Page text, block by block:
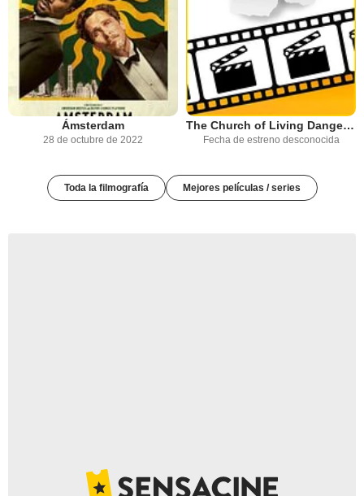
Ámsterdam
28 de octubre de 2022
The Church of Living Dangerously
Fecha de estreno desconocida
Toda la filmografía Mejores películas / series